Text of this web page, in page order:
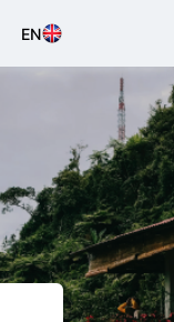
EN